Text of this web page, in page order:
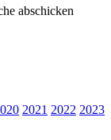
abschicken
2021 2022 2023